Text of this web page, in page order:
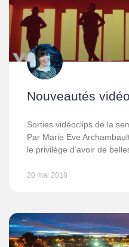
Nouveautés
Sorties vidéoclips de la
Par Marie Eve
le privilège d’avoir de
20 mai 2018